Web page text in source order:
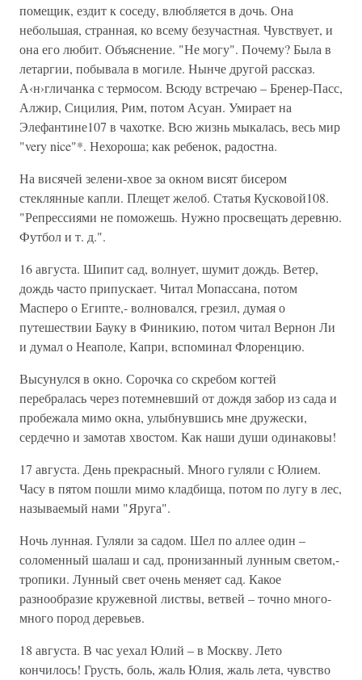
помещик, ездит к соседу, влюбляется в дочь. Она
небольшая, странная, ко всему безучастная. Чувствует, и
она его любит. Объяснение. "Не могу". Почему? Была в
летаргии, побывала в могиле. Нынче другой рассказ.
А‹н›гличанка с термосом. Всюду встречаю – Бренер-Пасс,
Алжир, Сицилия, Рим, потом Асуан. Умирает на
Элефантине107 в чахотке. Всю жизнь мыкалась, весь мир
"very nice"*. Нехороша; как ребенок, радостна.
На висячей зелени-хвое за окном висят бисером
стеклянные капли. Плещет желоб. Статья Кусковой108.
"Репрессиями не поможешь. Нужно просвещать деревню.
Футбол и т. д.".
16 августа. Шипит сад, волнует, шумит дождь. Ветер,
дождь часто припускает. Читал Мопассана, потом
Масперо о Египте,- волновался, грезил, думая о
путешествии Бауку в Финикию, потом читал Вернон Ли
и думал о Неаполе, Капри, вспоминал Флоренцию.
Высунулся в окно. Сорочка со скребом когтей
перебралась через потемневший от дождя забор из сада и
пробежала мимо окна, улыбнувшись мне дружески,
сердечно и замотав хвостом. Как наши души одинаковы!
17 августа. День прекрасный. Много гуляли с Юлием.
Часу в пятом пошли мимо кладбища, потом по лугу в лес,
называемый нами "Яруга".
Ночь лунная. Гуляли за садом. Шел по аллее один –
соломенный шалаш и сад, пронизанный лунным светом,-
тропики. Лунный свет очень меняет сад. Какое
разнообразие кружевной листвы, ветвей – точно много-
много пород деревьев.
18 августа. В час уехал Юлий – в Москву. Лето
кончилось! Грусть, боль, жаль Юлия, жаль лета, чувство